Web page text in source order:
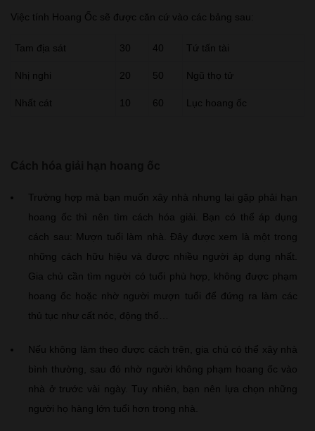
Việc tính Hoang Ốc sẽ được căn cứ vào các bảng sau:
Tam địa sát 30 40 Tứ tấn tài
Nhị nghi 20 50 Ngũ thọ tử
Nhất cát 10 60 Lục hoang ốc
Trường hợp mà bạn muốn xây nhà nhưng lại gặp phải hạn
hoang ốc thì nên tìm cách hóa giải. Bạn có thể áp dụng
cách sau: Mượn tuổi làm nhà. Đây được xem là một trong
những cách hữu hiệu và được nhiều người áp dụng nhất.
Gia chủ cần tìm người có tuổi phù hợp, không được phạm
hoang ốc hoặc nhờ người mượn tuổi để đứng ra làm các
thủ tục như cất nóc, động thổ…
Nếu không làm theo được cách trên, gia chủ có thể xây nhà
bình thường, sau đó nhờ người không phạm hoang ốc vào
nhà ở trước vài ngày. Tuy nhiên, bạn nên lựa chọn những
người họ hàng lớn tuổi hơn trong nhà.